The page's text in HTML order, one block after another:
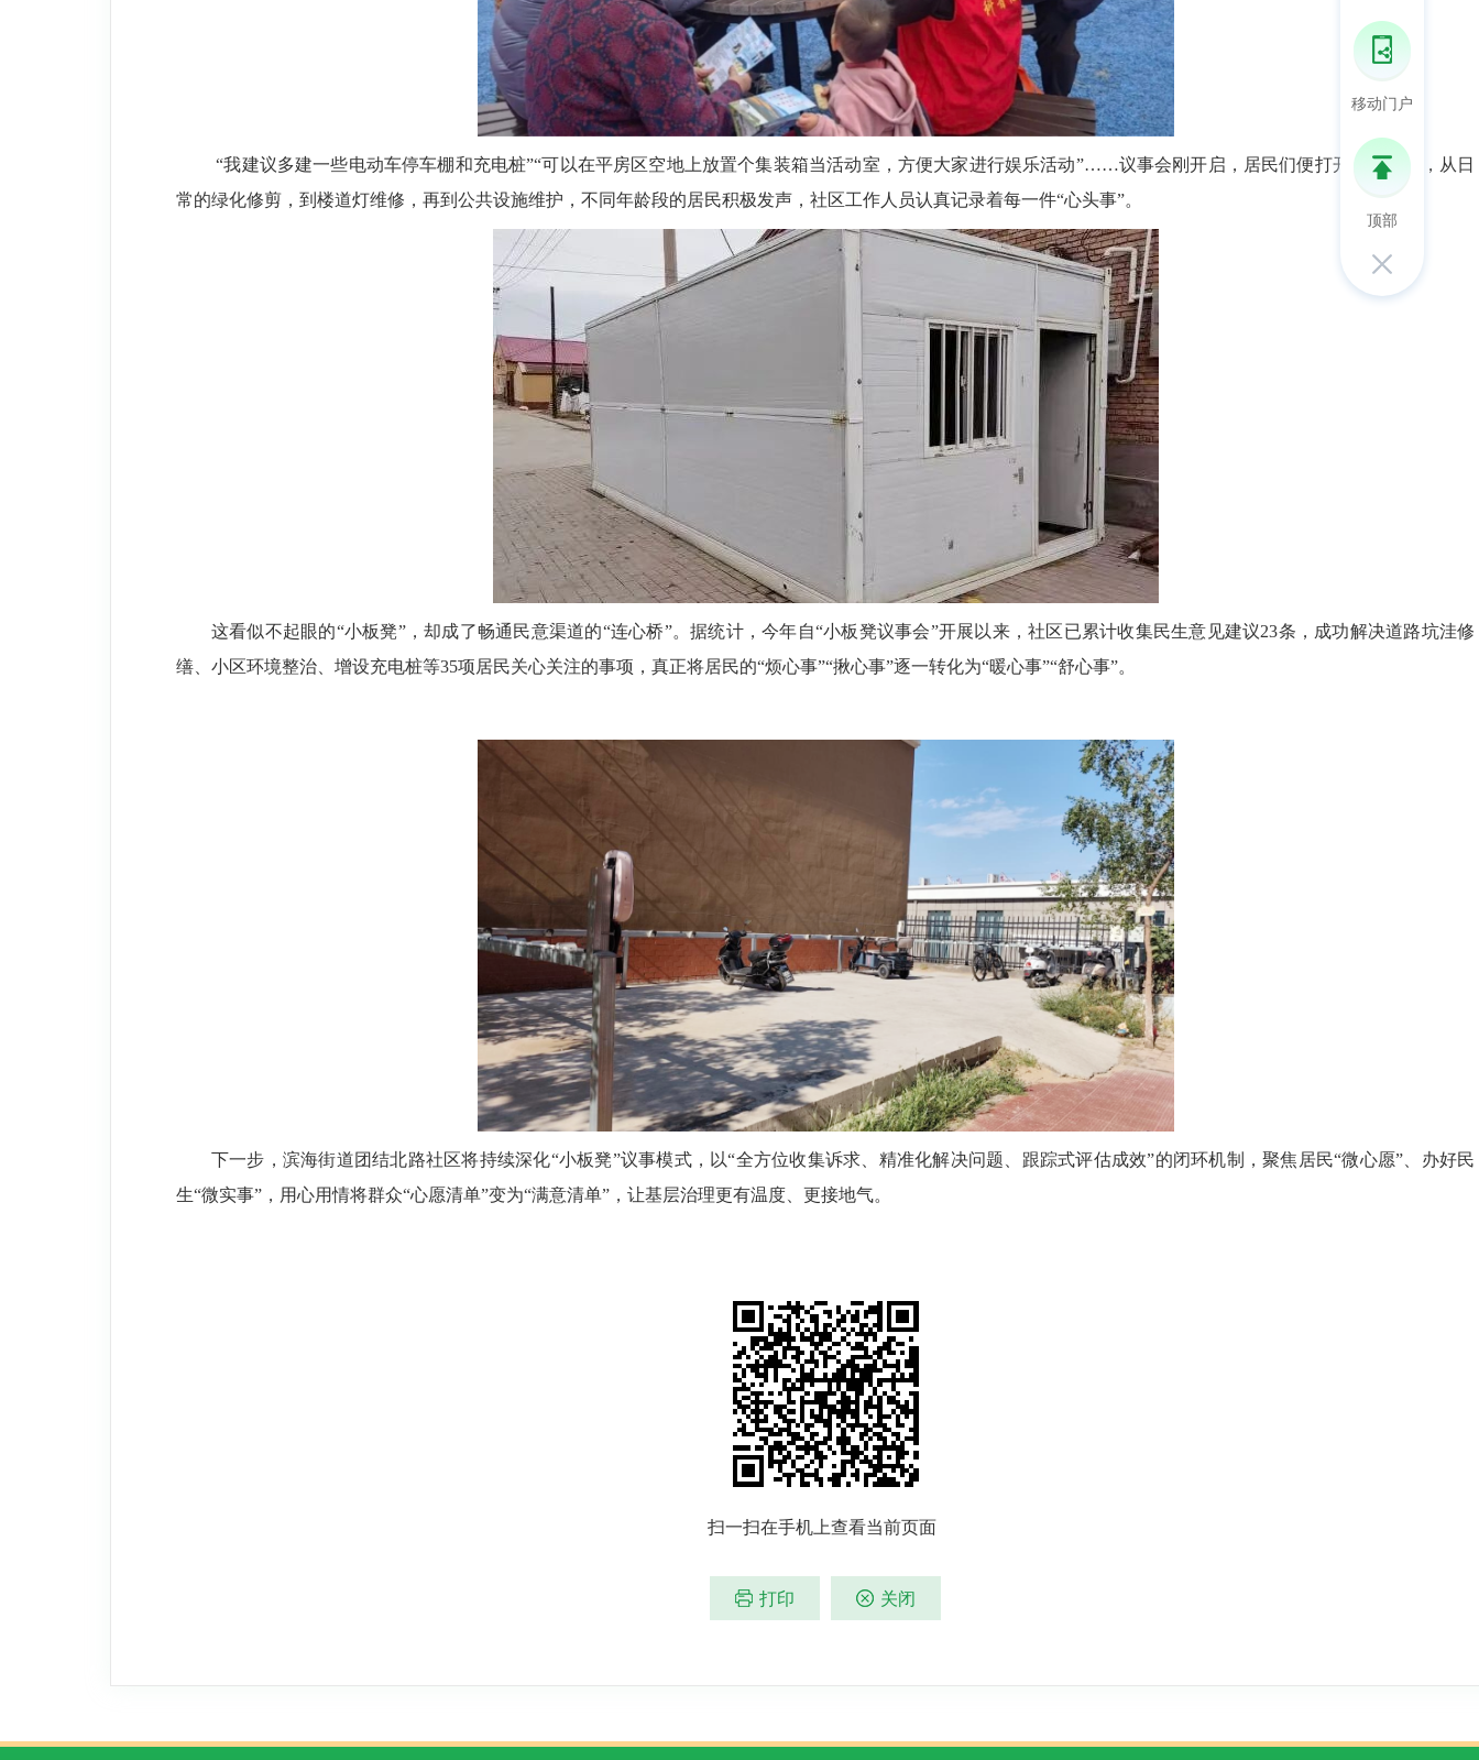
“我建议多建一些电动车停车棚和充电桩”“可以在平房区空地上放置个集装箱当活动室，方便大家进行娱乐活动”……议事会刚开启，居民们便打开了话匣子，从日
常的绿化修剪，到楼道灯维修，再到公共设施维护，不同年龄段的居民积极发声，社区工作人员认真记录着每一件“心头事”。
这看似不起眼的“小板凳”，却成了畅通民意渠道的“连心桥”。据统计，今年自“小板凳议事会”开展以来，社区已累计收集民生意见建议23条，成功解决道路坑洼修
缮、小区环境整治、增设充电桩等35项居民关心关注的事项，真正将居民的“烦心事”“揪心事”逐一转化为“暖心事”“舒心事”。
下一步，滨海街道团结北路社区将持续深化“小板凳”议事模式，以“全方位收集诉求、精准化解决问题、跟踪式评估成效”的闭环机制，聚焦居民“微心愿”、办好民
生“微实事”，用心用情将群众“心愿清单”变为“满意清单”，让基层治理更有温度、更接地气。
扫一扫在手机上查看当前页面
打印 关闭
移动门户
顶部